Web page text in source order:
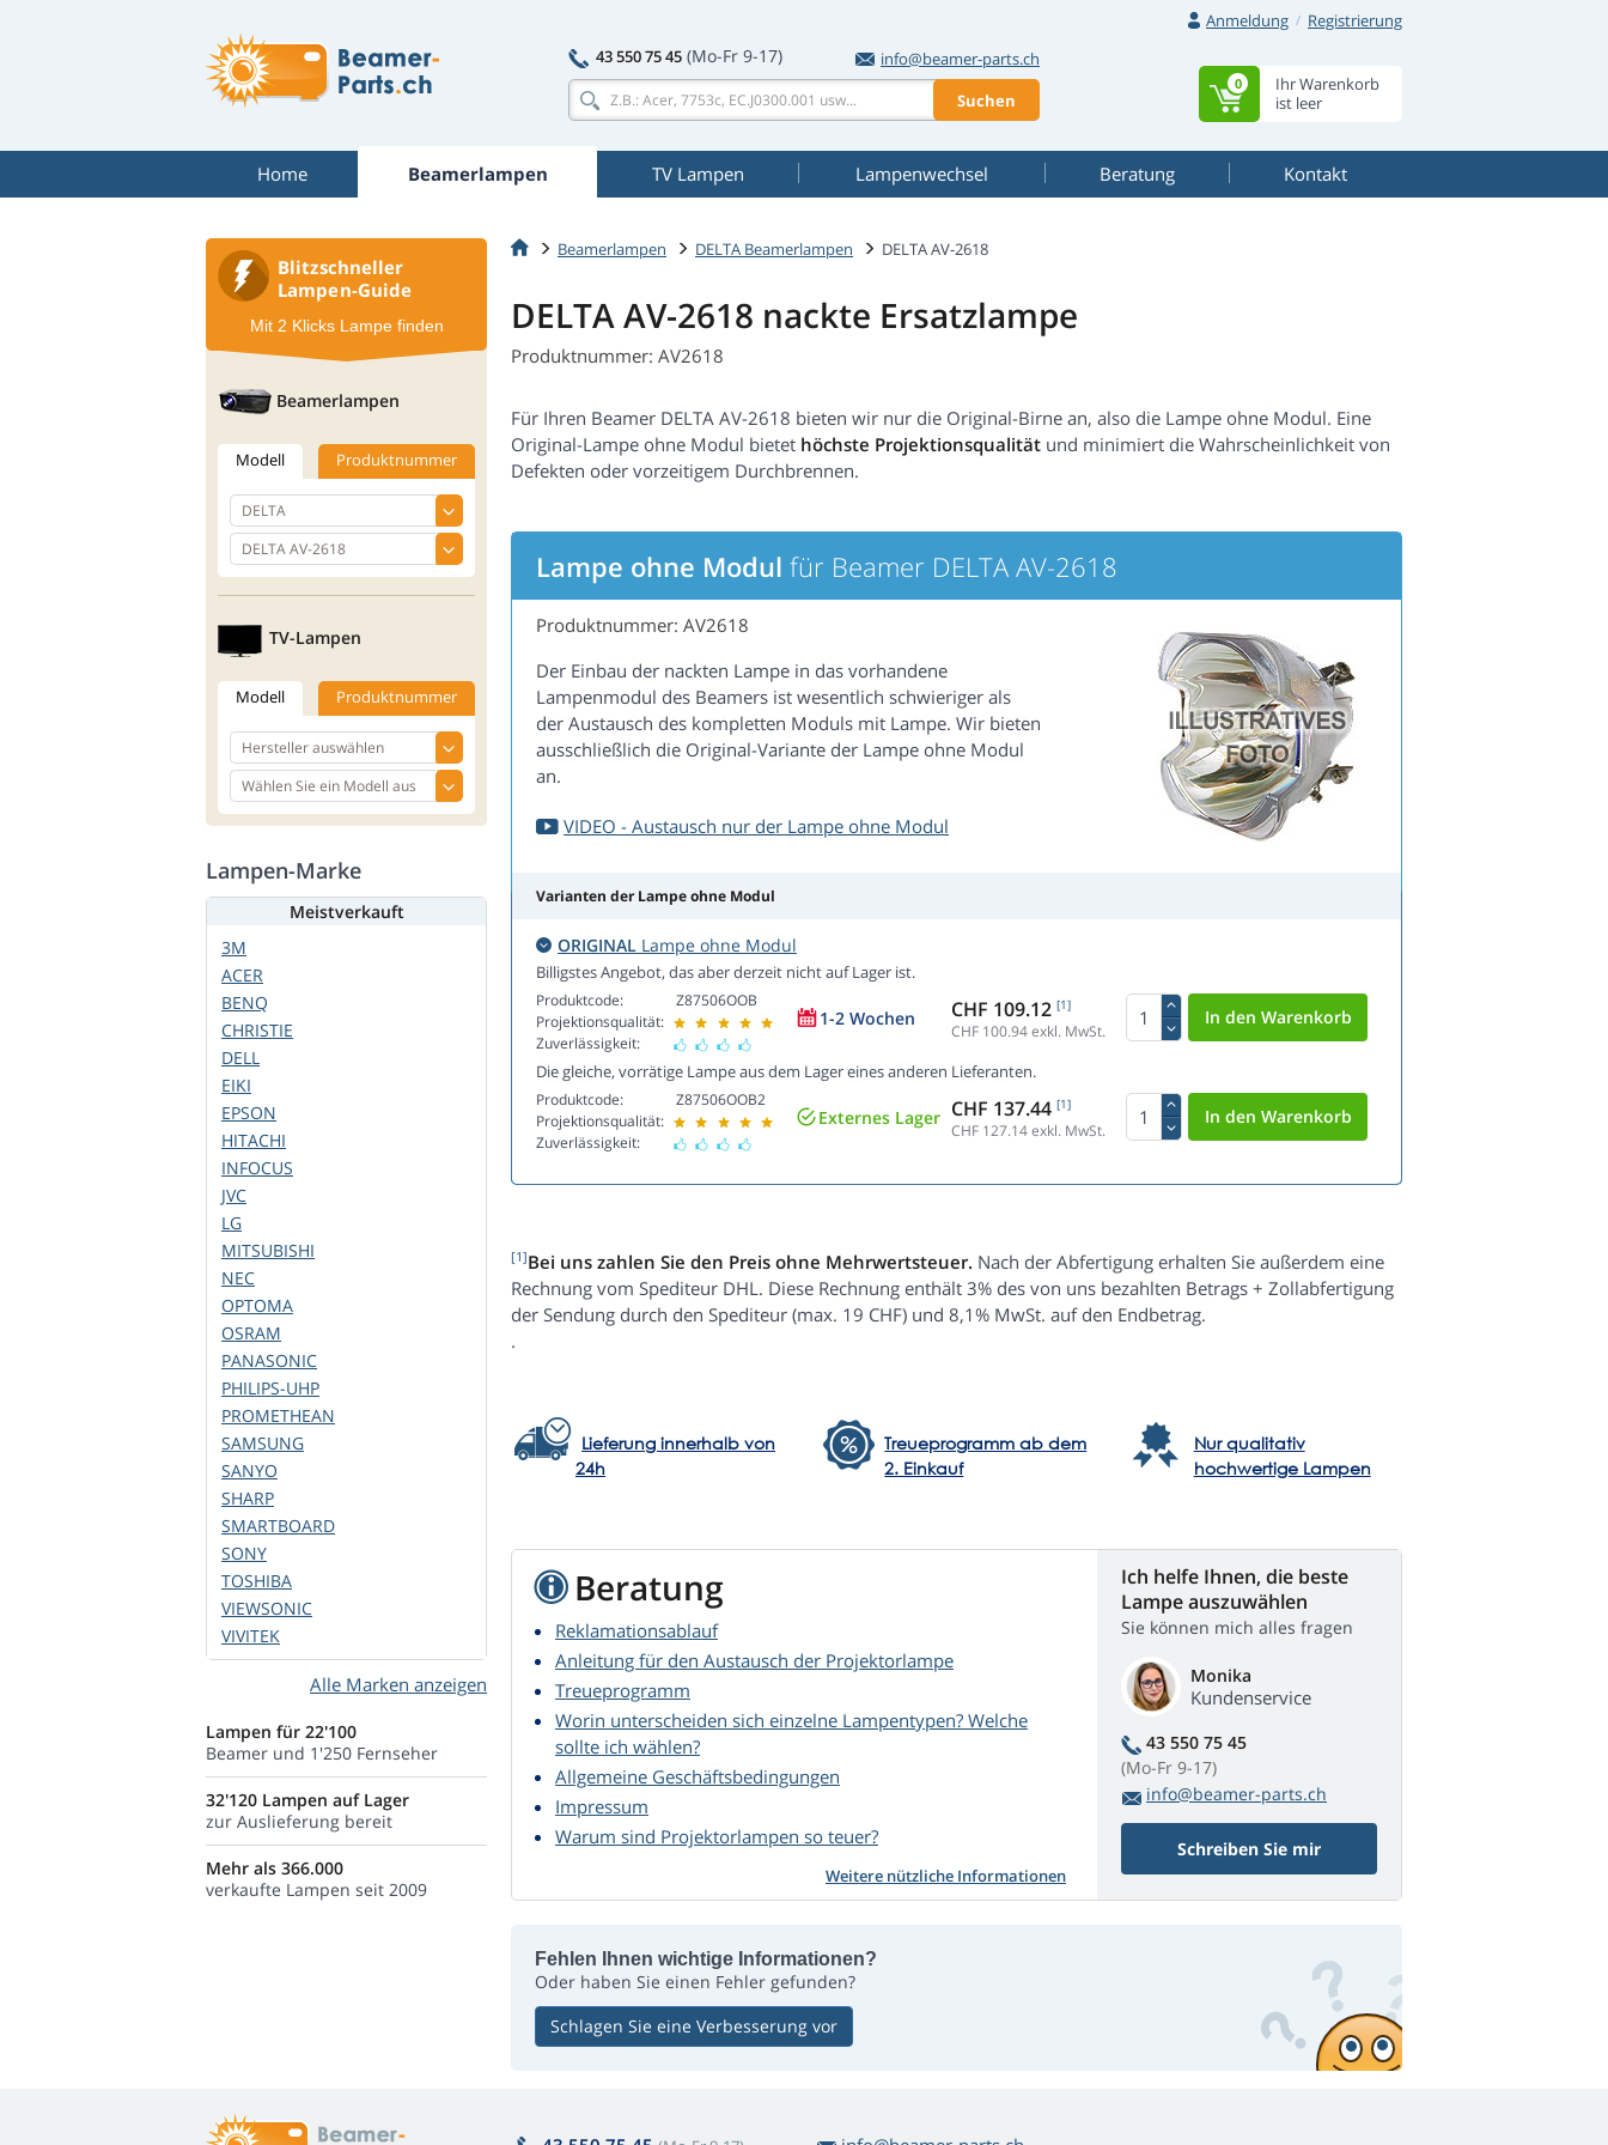
Anmeldung
Registrierung
43 550 75 45 (Mo-Fr 9-17)
info@beamer-parts.ch
Suchen
Ihr Warenkorb
ist leer
0
Home Beamerlampen TV Lampen Lampenwechsel Beratung Kontakt
Beamerlampen DELTA Beamerlampen DELTA AV-2618
DELTA AV-2618 nackte Ersatzlampe
Produktnummer: AV2618
Für Ihren Beamer DELTA AV-2618 bieten wir nur die Original-Birne an, also die Lampe ohne Modul. Eine
Original-Lampe ohne Modul bietet höchste Projektionsqualität und minimiert die Wahrscheinlichkeit von
Defekten oder vorzeitigem Durchbrennen.
Lampe ohne Modul für Beamer DELTA AV-2618
Produktnummer: AV2618
Der Einbau der nackten Lampe in das vorhandene
Lampenmodul des Beamers ist wesentlich schwieriger als
der Austausch des kompletten Moduls mit Lampe. Wir bieten
ausschließlich die Original-Variante der Lampe ohne Modul
an.
VIDEO - Austausch nur der Lampe ohne Modul
Varianten der Lampe ohne Modul
ORIGINAL Lampe ohne Modul
Billigstes Angebot, das aber derzeit nicht auf Lager ist.
Produktcode:
Projektionsqualität:
Zuverlässigkeit:
Z87506OOB
1-2 Wochen CHF 109.12 [1]
CHF 100.94exkl. MwSt.
Die gleiche, vorrätige Lampe aus dem Lager eines anderen Lieferanten.
Produktcode:
Projektionsqualität:
Zuverlässigkeit:
Z87506OOB2
Externes Lager CHF 137.44 [1]
CHF 127.14exkl. MwSt.
[1]Bei uns zahlen Sie den Preis ohne Mehrwertsteuer. Nach der Abfertigung erhalten Sie außerdem eine
Rechnung vom Spediteur DHL. Diese Rechnung enthält 3% des von uns bezahlten Betrags + Zollabfertigung
der Sendung durch den Spediteur (max. 19 CHF) und 8,1% MwSt. auf den Endbetrag.
.
Lieferung innerhalb von
24h
Treueprogramm ab dem
2. Einkauf
Nur qualitativ
hochwertige Lampen
Beratung
Reklamationsablauf
Anleitung für den Austausch der Projektorlampe
Treueprogramm
Worin unterscheiden sich einzelne Lampentypen? Welche
sollte ich wählen?
Allgemeine Geschäftsbedingungen
Impressum
Warum sind Projektorlampen so teuer?
Weitere nützliche Informationen
Ich helfe Ihnen, die beste
Lampe auszuwählen
Sie können mich alles fragen
Monika
Kundenservice
43 550 75 45
(Mo-Fr 9-17)
info@beamer-parts.ch
Schreiben Sie mir
Fehlen Ihnen wichtige Informationen?
Oder haben Sie einen Fehler gefunden?
Schlagen Sie eine Verbesserung vor
Blitzschneller
Lampen-Guide
Mit 2 Klicks Lampe finden
Beamerlampen
Modell Produktnummer
TV-Lampen
Modell Produktnummer
Lampen-Marke
Meistverkauft
3M
ACER
BENQ
CHRISTIE
DELL
EIKI
EPSON
HITACHI
INFOCUS
JVC
LG
MITSUBISHI
NEC
OPTOMA
OSRAM
PANASONIC
PHILIPS-UHP
PROMETHEAN
SAMSUNG
SANYO
SHARP
SMARTBOARD
SONY
TOSHIBA
VIEWSONIC
VIVITEK
Alle Marken anzeigen
Lampen für 22'100
Beamer und 1'250 Fernseher
32'120 Lampen auf Lager
zur Auslieferung bereit
Mehr als 366.000
verkaufte Lampen seit 2009